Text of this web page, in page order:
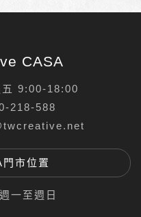
CASA
五 9:00-18:00
218-588
市位置
一至週日